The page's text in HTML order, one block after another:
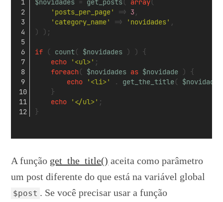
'posts_per_page'
=> 3
'category_name'
=> 'novidades'
) );
if ( count( $novidades ) ) {
echo
'<ul>' ;
foreach( $novidades as $novidade ) {
echo
'<li>' . get_the_title( $novidade
	}
echo
'</ul>' ;
}
A função get_the_title() aceita como parâmetro
um post diferente do que está na variável global
$post . Se você precisar usar a função